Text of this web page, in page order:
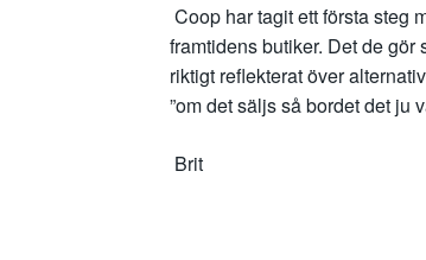
Coop har tagit ett första steg
framtidens butiker. Det de
riktigt reflekterat över
”om det säljs så bordet det ju
Brit